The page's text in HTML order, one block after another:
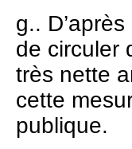
g..
de circuler
très nette
cette
publique.